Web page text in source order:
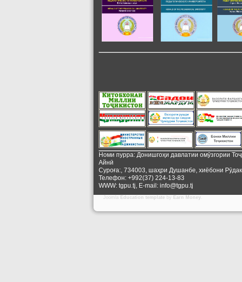
Номи пурра: Донишгоҳи давлатии омӯзгории
Айнӣ
Суроға:, 734003, шаҳри Душанбе, хиёбони
Телефон: +992(37) 224-13-83
WWW: tgpu.tj, E-mail: info@tgpu.tj
Joomla Education template by Earn Money.